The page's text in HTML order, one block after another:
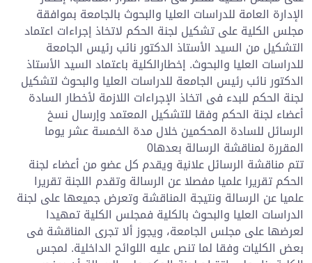
الإدارة العامة للدراسات العليا والبحوث بالجامعة بموافقة
مجلس الكلية على تشكيل لجنة الحكم لاتخاذ إجراءات اعتماد
التشكيل من السيد الأستاذ الدكتور نائب رئيس الجامعة
للدراسات العليا والبحوث. إخطارالكلية باعتماد السيد الأستاذ
الدكتور نائب رئيس الجامعة للدراسات العليا والبحوث لتشكيل
لجنة الحكم للبدء فى اتخاذ الإجراءات اللازمة لأخطار السادة
أعضاء لجنة الحكم وفقا للتشكيل المعتمد وإرسال نسخ
الرسائل للسادة المحكمين خلال مدة الخمسة عشر يوما
المقررة لمناقشة الرسالة بعدها0
تتم مناقشة الرسائل علانية ويقدم كل عضو من أعضاء لجنة
الحكم تقريرا علميا مفصلا عن الرسالة وتقدم اللجنة تقريرا
علميا عن الرسالة ونتيجة المناقشة وتعرض جميعها على لجنة
الدراسات العليا والبحوث بالكلية فمجلس الكلية تمهيدا
لعرضها على مجلس الجامعة، ويجوز ألا تجرى المناقشة فى
بعض الكليات وفقا لما تنص عليه اللوائح الداخلية. لمجس